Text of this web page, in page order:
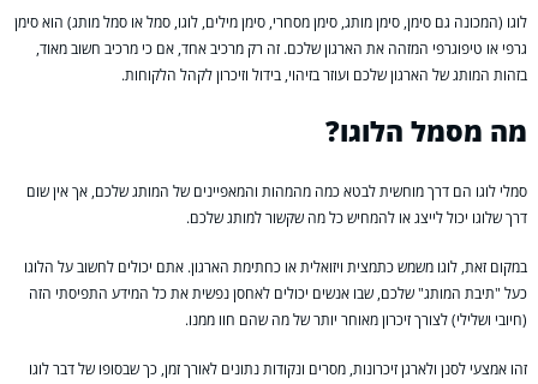
לוגו (המכונה גם סימן, סימן מותג, סימן מסחרי, סימן מילים, לוגו, סמל או סמל מותג) הוא סימן
גרפי או טיפוגרפי המזהה את הארגון שלכם. זה רק מרכיב אחד, אם כי מרכיב חשוב מאוד,
בזהות המותג של הארגון שלכם ועוזר בזיהוי, בידול וזיכרון לקהל הלקוחות.
מה מסמל הלוגו?
סמלי לוגו הם דרך מוחשית לבטא כמה מהמהות והמאפיינים של המותג שלכם, אך אין שום
דרך שלוגו יכול לייצג או להמחיש כל מה שקשור למותג שלכם.
במקום זאת, לוגו משמש כתמצית ויזואלית או כחתימת הארגון. אתם יכולים לחשוב על הלוגו
כעל "תיבת המותג" שלכם, שבו אנשים יכולים לאחסן נפשית את כל המידע התפיסתי הזה
(חיובי ושלילי) לצורך זיכרון מאוחר יותר של מה שהם חוו ממנו.
זהו אמצעי לסנן ולארגן זיכרונות, מסרים ונקודות נתונים לאורך זמן, כך שבסופו של דבר לוגו